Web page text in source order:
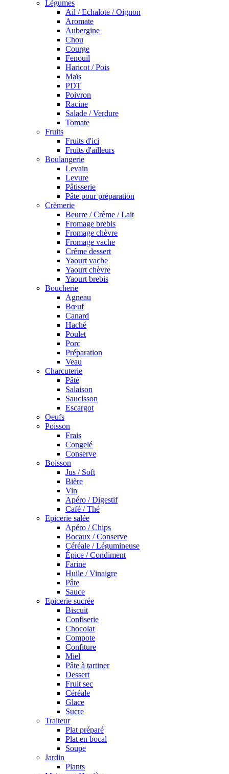
Légumes
Ail / Echalote / Oignon
Aromate
Aubergine
Chou
Courge
Fenouil
Haricot / Pois
Maïs
PDT
Poivron
Racine
Salade / Verdure
Tomate
Fruits
Fruits d'ici
Fruits d'ailleurs
Boulangerie
Levain
Levure
Pâtisserie
Pâte pour préparation
Crèmerie
Beurre / Crème / Lait
Fromage brebis
Fromage chèvre
Fromage vache
Crème dessert
Yaourt vache
Yaourt chèvre
Yaourt brebis
Boucherie
Agneau
Bœuf
Canard
Haché
Poulet
Porc
Préparation
Veau
Charcuterie
Pâté
Salaison
Saucisson
Escargot
Oeufs
Poisson
Frais
Congelé
Conserve
Boisson
Jus / Soft
Bière
Vin
Apéro / Digestif
Café / Thé
Epicerie salée
Apéro / Chips
Bocaux / Conserve
Céréale / Légumineuse
Épice / Condiment
Farine
Huile / Vinaigre
Pâte
Sauce
Epicerie sucrée
Biscuit
Confiserie
Chocolat
Compote
Confiture
Miel
Pâte à tartiner
Dessert
Fruit sec
Céréale
Glace
Sucre
Traiteur
Plat préparé
Plat en bocal
Soupe
Jardin
Plants